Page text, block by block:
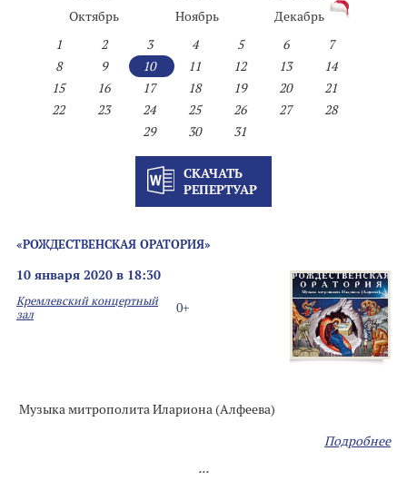
Октябрь
Ноябрь
Декабрь
1
2 3 4 5 6
7
8
9 10 11 12 13
14
15
16 17 18 19 20
21
22
23 24 25 26 27
28
29
30 31
СКАЧАТЬ
РЕПЕРТУАР
«РОЖДЕСТВЕНСКАЯ ОРАТОРИЯ»
10 января 2020 в 18:30
0+
Кремлевский концертный
зал
Музыка митрополита Илариона (Алфеева)
Подробнее
...